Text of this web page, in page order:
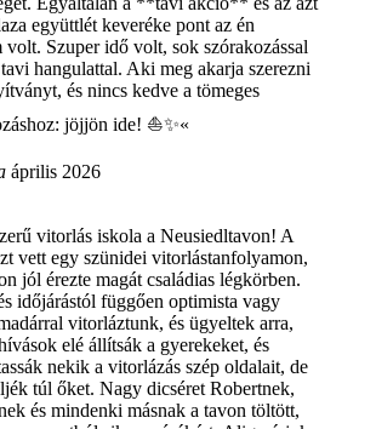
együttlét keveréke pont az én
volt. Szuper idő volt, sok szórakozással
hangulattal. Aki meg akarja szerezni
és nincs kedve a tömeges
jöjjön ide! ⛵✨«
április 2026
vitorlás iskola a Neusiedltavon! A
vett egy szünidei vitorlástanfolyamon,
jól érezte magát családias légkörben.
időjárástól függően optimista vagy
vitorláztunk, és ügyeltek arra,
elé állítsák a gyerekeket, és
nekik a vitorlázás szép oldalait, de
túl őket. Nagy dicséret Robertnek,
és mindenki másnak a tavon töltött,